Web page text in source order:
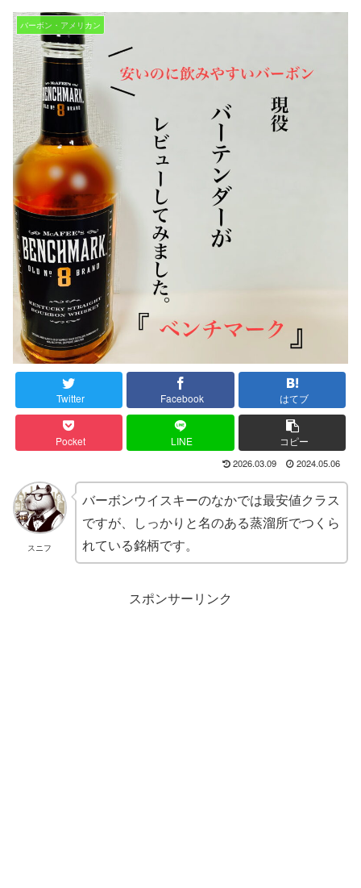
バーボン・アメリカン
Twitter Facebook はてブ
Pocket LINE コピー
2026.03.09 2024.05.06
スニフ
バーボンウイスキーのなかでは最安値クラス
ですが、しっかりと名のある蒸溜所でつくら
れている銘柄です。
スポンサーリンク